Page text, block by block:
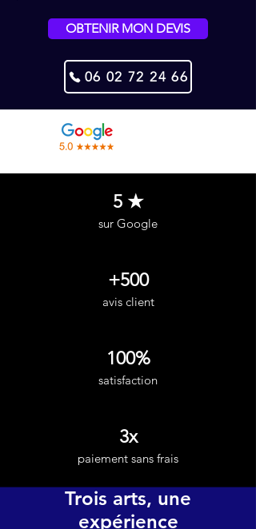
OBTENIR MON DEVIS
06 02 72 24 66
5 ★
sur Google
+500
avis client
100%
satisfaction
3x
paiement sans frais
Trois arts, une
expérience